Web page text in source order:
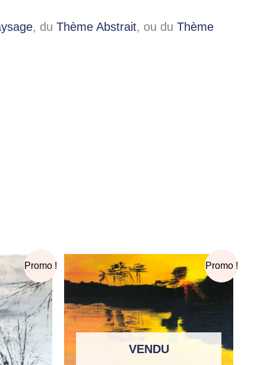
, du Thème Abstrait, ou du Thème
Promo ! Promo !
VENDU
prix
initial
était :
90,00€.
Le
prix
actuel
35,00€.